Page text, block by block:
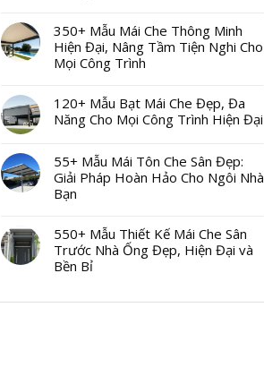
350+ Mẫu Mái Che Thông Minh
Hiện Đại, Nâng Tầm Tiện Nghi Cho
Mọi Công Trình
120+ Mẫu Bạt Mái Che Đẹp, Đa
Năng Cho Mọi Công Trình Hiện Đại
55+ Mẫu Mái Tôn Che Sân Đẹp:
Giải Pháp Hoàn Hảo Cho Ngôi Nhà
Bạn
550+ Mẫu Thiết Kế Mái Che Sân
Trước Nhà Ống Đẹp, Hiện Đại và
Bền Bỉ